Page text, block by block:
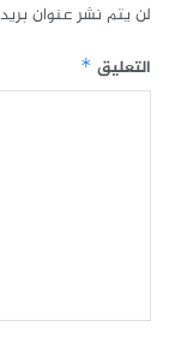
لن يتم نشر عنوان
التعليق *